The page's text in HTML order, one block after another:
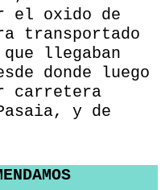
el oxido de
transportado
llegaban
donde luego
carretera
y de